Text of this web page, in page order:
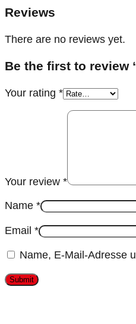
Reviews
There are no reviews yet.
Be the first to review
Your rating *
Your review *
Name *
Email *
Name, E-Mail-Adresse